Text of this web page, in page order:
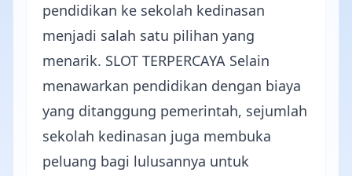
pendidikan ke sekolah kedinasan
menjadi salah satu pilihan yang
menarik. SLOT TERPERCAYA Selain
menawarkan pendidikan dengan biaya
yang ditanggung pemerintah, sejumlah
sekolah kedinasan juga membuka
peluang bagi lulusannya untuk